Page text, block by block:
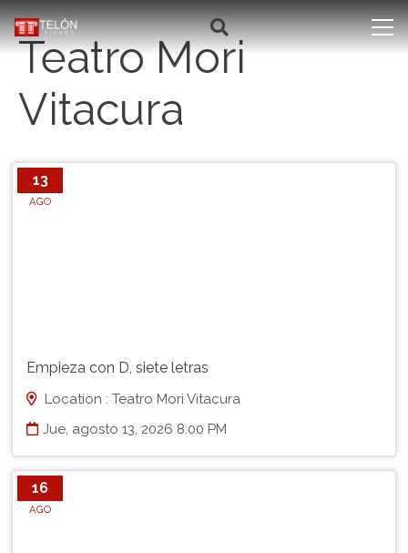
Teatro Mori
Vitacura
13
AGO
Empieza con D, siete letras
Location : Teatro Mori Vitacura
Jue, agosto 13, 2026 8:00 PM
16
AGO